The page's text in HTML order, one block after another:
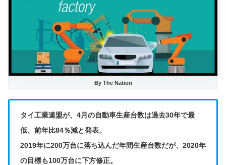
By The Nation
タイ工業連盟が、4月の自動車生産台数は過去30年で最
低、前年比84％減と発表。
2019年に200万台に落ち込んだ年間生産台数だが、2020年
の目標も100万台に下方修正。